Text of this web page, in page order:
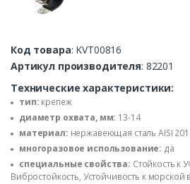
Код товара: KVT00816
Артикул производителя: 82201
Технические характеристики:
тип: крепеж
диаметр охвата, мм: 13-14
материал: нержавеющая сталь AISI 201
многоразовое использование: да
специальные свойства: Стойкость к
Вибростойкость, Устойчивость к морской